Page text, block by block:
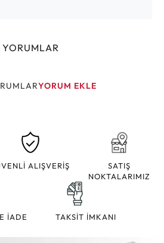
YORUMLAR
YORUM EKLE
ALIŞVERİŞ
SATIŞ
NOKTALARIMIZ
İADE TAKSİT İMKANI